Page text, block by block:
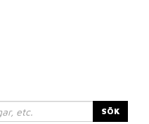
SÖK